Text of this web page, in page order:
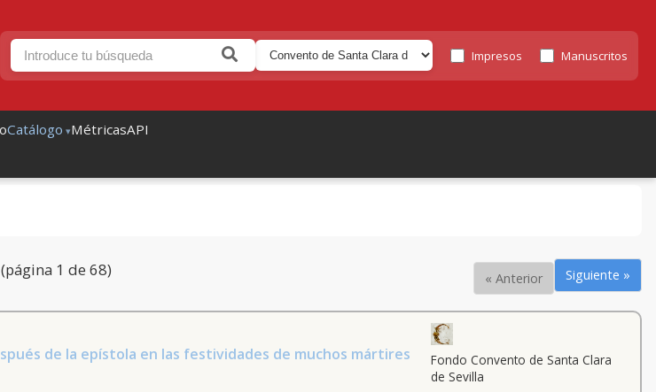
Impresos Manuscritos
Catálogo MétricasAPI
1 de 68) « Anterior Siguiente »
de la epístola en las festividades de muchos mártires
Fondo Convento de Santa Clara
de Sevilla